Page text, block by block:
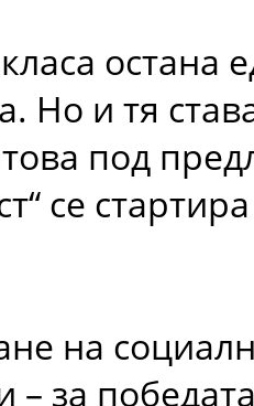
остана
Но и тя
под
се
на
– за